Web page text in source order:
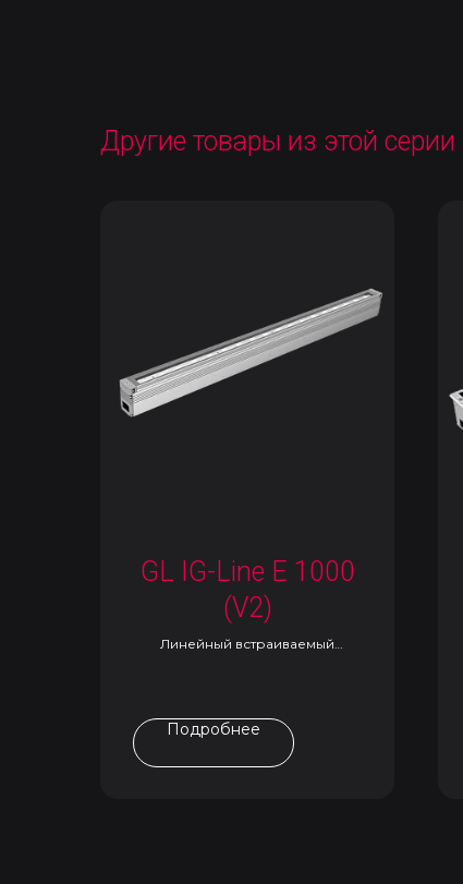
Другие товары из этой серии
GL IG-Line E 1000
(V2)
Линейный встраиваемый
Подробнее